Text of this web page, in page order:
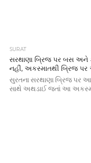
SURAT
સરથાણા બ્રિજ પર બસ અને
નહીં, અકસ્માતથી બ્રિજ
સુરતના સરથાણા બ્રિજ પર
સાથે અથડાઈ જતાં આ